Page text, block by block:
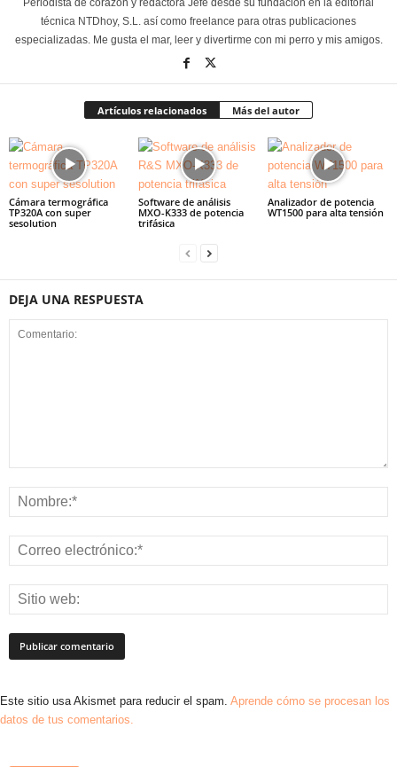
técnica NTDhoy, S.L. así como freelance para otras publicaciones
especializadas. Me gusta el mar, leer y divertirme con mi perro y mis amigos.
Artículos relacionados Más del autor
Cámara termográfica
TP320A con super
sesolution
Software de análisis
MXO-K333 de potencia
trifásica
Analizador de potencia
WT1500 para alta tensión
DEJA UNA RESPUESTA
Este sitio usa Akismet para reducir el spam. Aprende cómo se procesan los
datos de tus comentarios.